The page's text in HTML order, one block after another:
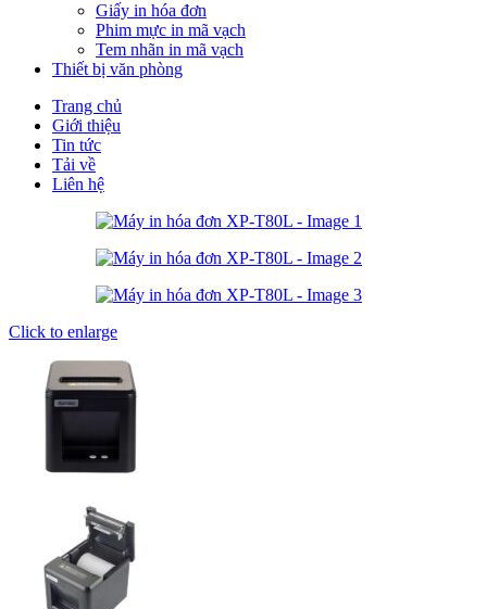
Giấy in hóa đơn
Phim mực in mã vạch
Tem nhãn in mã vạch
Thiết bị văn phòng
Trang chủ
Giới thiệu
Tin tức
Tải về
Liên hệ
Click to enlarge